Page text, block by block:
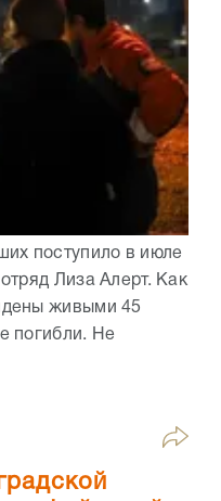
поступило в июле
Лиза Алерт. Как
живыми 45
погибли. Не